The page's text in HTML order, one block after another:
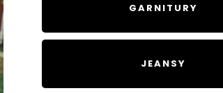
GARNITURY
JEANSY